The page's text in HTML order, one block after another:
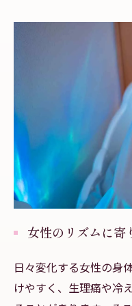
女性のリズムに寄
日々変化する女性の身
けやすく、生理痛や冷